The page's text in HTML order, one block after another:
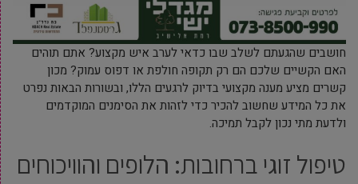
חושבים שהגעתם לשלב שבו כדאי לערב איש מקצוע? אתם תוהים
האם הקשיים שלכם הם רק תקופה חולפת או דפוס עמוק? מכון
קשרים מציע מענה מקצועי בדיוק לרגעים הללו, ובשורות הבאות נפרט
את כל המידע שחשוב להכיר כדי לזהות את הסימנים המוקדמים
ולדעת מתי נכון לקבל תמיכה.
טיפול זוגי ברחובות: הלופים והוויכוחים